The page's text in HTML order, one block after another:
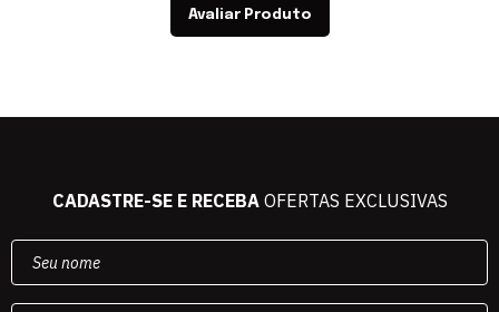
Avaliar Produto
CADASTRE-SE E RECEBAOFERTAS EXCLUSIVAS